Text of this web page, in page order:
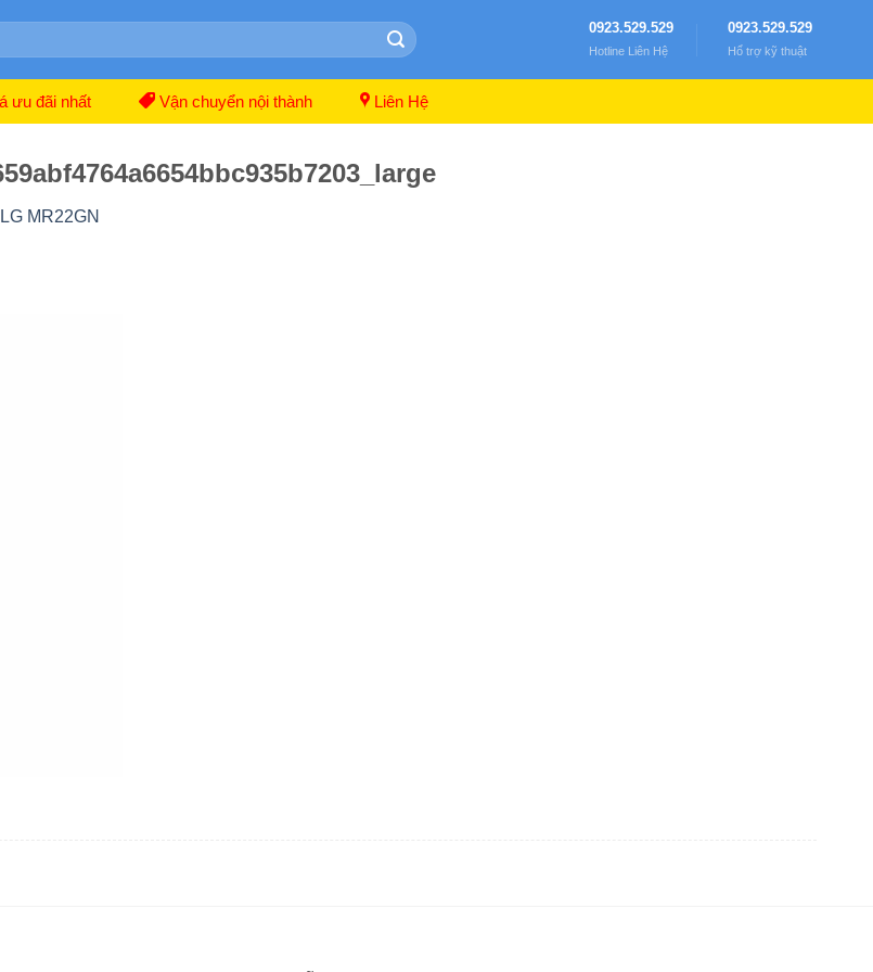
0923.529.529
Hotline Liên Hệ
0923.529.529
Hổ trợ kỹ thuật
ưu đãi nhất Vận chuyển nội thành Liên Hệ
MR22GN